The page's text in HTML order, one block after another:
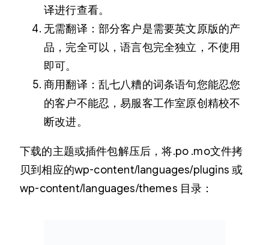
译进行查看。
无需翻译：部分客户是需要英文原版的产
品，完全可以，语言包完全独立，不使用
即可。
商用翻译：乱七八糟的词条语句您能忍您
的客户不能忍，易服客工作室原创精校不
断改进。
下载的主题或插件包解压后，将.po .mo文件拷
贝到相应的wp-content/languages/plugins 或
wp-content/languages/themes 目录：